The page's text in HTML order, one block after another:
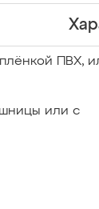
ПВХ,
или с